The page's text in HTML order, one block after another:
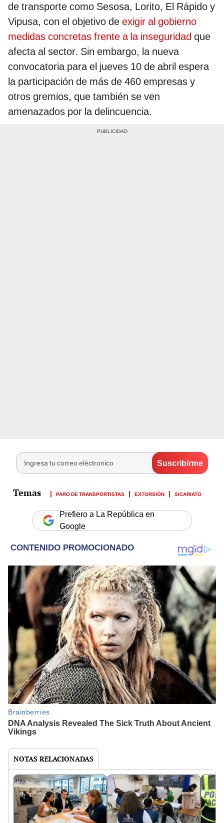
de transporte como Sesosa, Lorito, El Rápido y
Vipusa, con el objetivo de exigir al gobierno
medidas concretas frente a la inseguridad que
afecta al sector. Sin embargo, la nueva
convocatoria para el jueves 10 de abril espera
la participación de más de 460 empresas y
otros gremios, que también se ven
amenazados por la delincuencia.
PARO DE TRANSPORTISTAS EXTORSIÓN SICARIATO
Prefiero a La República en
Google
NOTAS RELACIONADAS